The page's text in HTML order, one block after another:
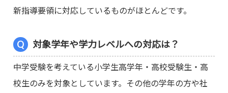
新指導要領に対応しているものがほとんどです。
対象学年や学力レベルへの対応は？
中学受験を考えている小学生高学年・高校受験生・高
校生のみを対象としています。その他の学年の方や社